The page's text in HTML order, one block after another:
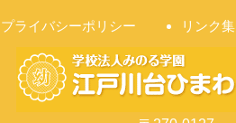
プライバシーポリシー リンク集